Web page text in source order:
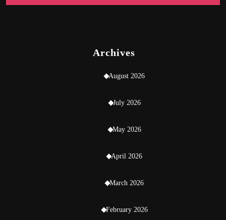
Archives
August 2026
July 2026
May 2026
April 2026
March 2026
February 2026